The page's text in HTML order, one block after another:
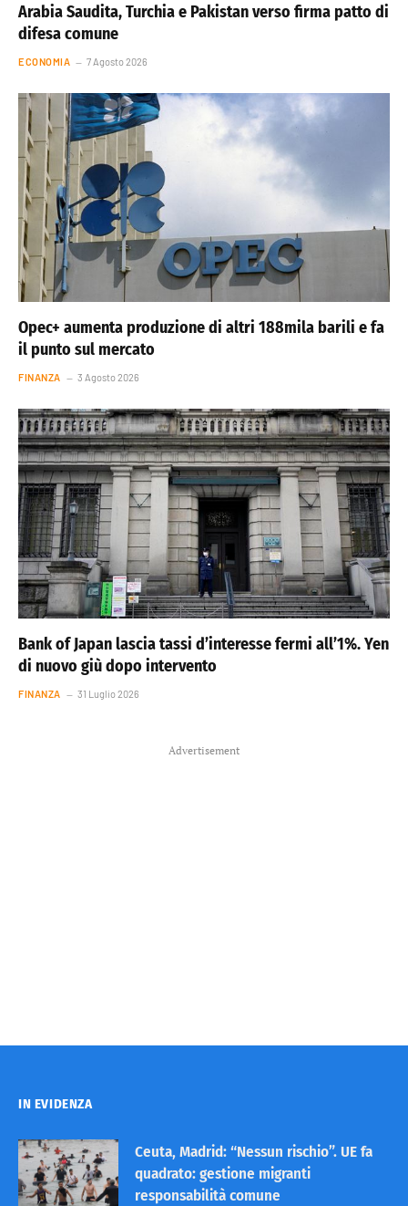
Arabia Saudita, Turchia e Pakistan verso firma patto di
difesa comune
ECONOMIA 7 Agosto 2026
Opec+ aumenta produzione di altri 188mila barili e fa
il punto sul mercato
FINANZA 3 Agosto 2026
Bank of Japan lascia tassi d’interesse fermi all’1%. Yen
di nuovo giù dopo intervento
FINANZA 31 Luglio 2026
Advertisement
IN EVIDENZA
Ceuta, Madrid: “Nessun rischio”. UE fa
quadrato: gestione migranti
responsabilità comune